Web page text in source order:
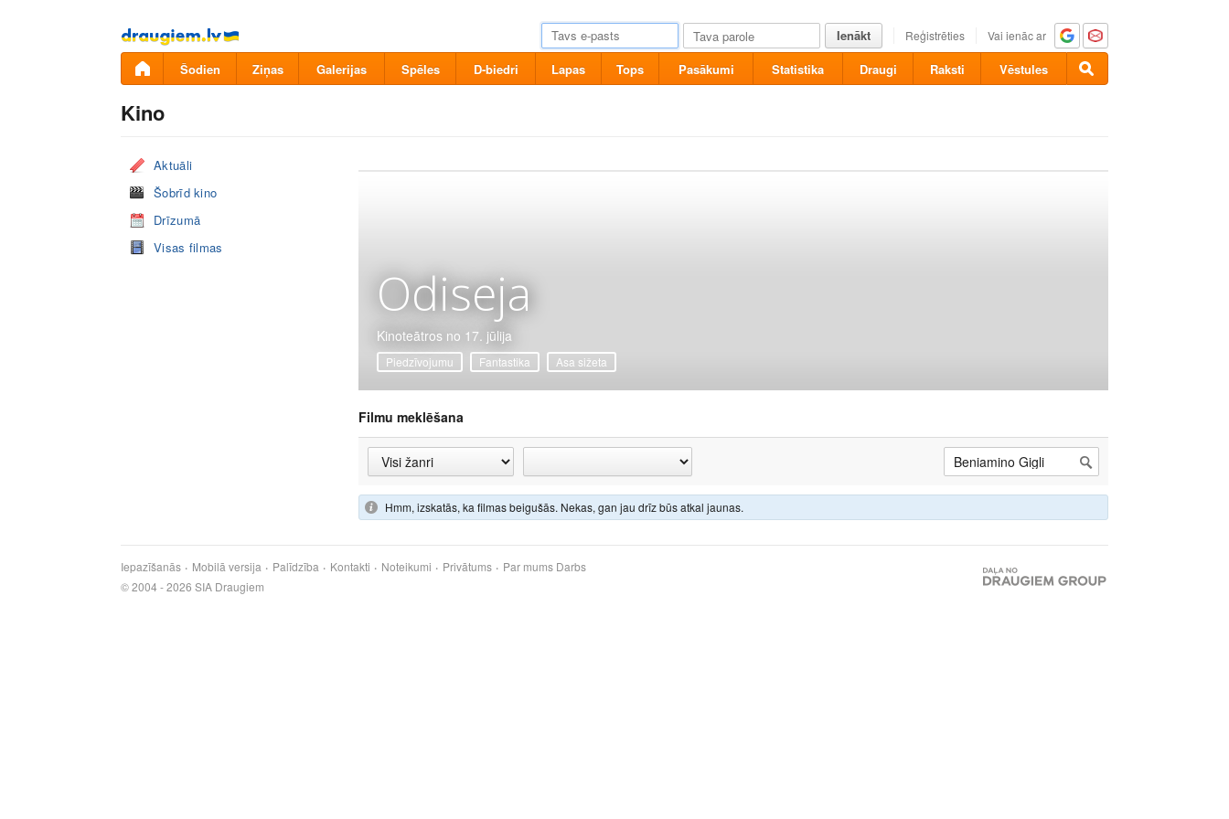
Pāriet
uz
saturu
Ienākt Reģistrēties Vai ienāc ar
Šodien Ziņas Galerijas Spēles D-biedri Lapas Tops Pasākumi Statistika Draugi Raksti Vēstules
Kino
Aktuāli
Šobrīd kino
Drīzumā
Visas filmas
Odiseja
Kinoteātros no 17. jūlija
Piedzīvojumu Fantastika Asa sižeta
Filmu meklēšana
Hmm, izskatās, ka filmas beigušās. Nekas, gan jau drīz būs atkal jaunas.
Iepazīšanās Mobilā versija Palīdzība Kontakti Noteikumi Privātums Par mums Darbs
© 2004 - 2026 SIA Draugiem